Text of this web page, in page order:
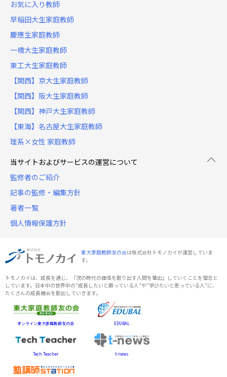
お気に入り教師
早稲田大生家庭教師
慶應生家庭教師
一橋大生家庭教師
東工大生家庭教師
【関西】京大生家庭教師
【関西】阪大生家庭教師
【関西】神戸大生家庭教師
【東海】名古屋大生家庭教師
理系×女性 家庭教師
当サイトおよびサービスの運営について
監修者のご紹介
記事の監修・編集方針
著者一覧
個人情報保護方針
東大家庭教師友の会は株式会社トモノカイが運営していま
す。
トモノカイは、成長を通じ、『次の時代の価値を創り出す人間を輩出』していくことを理念と
しています。日本中の世界中の"成長したいと願っている人"や"学びたいと思っている人"に、
たくさんの成長機会を創出していきます。
オンライン東大家庭教師友の会 EDUBAL
Tech Teacher t-news